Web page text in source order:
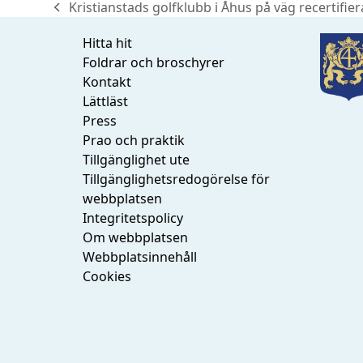
previous
post:
Kristianstads golfklubb i Åhus på väg
Hitta hit
Foldrar och broschyrer
Kontakt
Lättläst
Press
Prao och praktik
Tillgänglighet ute
Tillgänglighetsredogörelse för
webbplatsen
Integritetspolicy
Om webbplatsen
Webbplatsinnehåll
Cookies